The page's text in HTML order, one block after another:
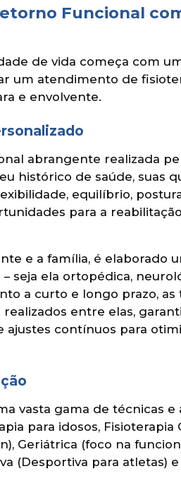
Funcional
de vida começa com
um atendimento de
e envolvente.
abrangente realizada
histórico de saúde, suas
equilíbrio,
para a
e a família, é elaborado
seja ela ortopédica,
a curto e longo prazo,
entre elas,
contínuos para
vasta gama de técnicas
para idosos,
Geriátrica (foco na
(Desportiva para atletas)